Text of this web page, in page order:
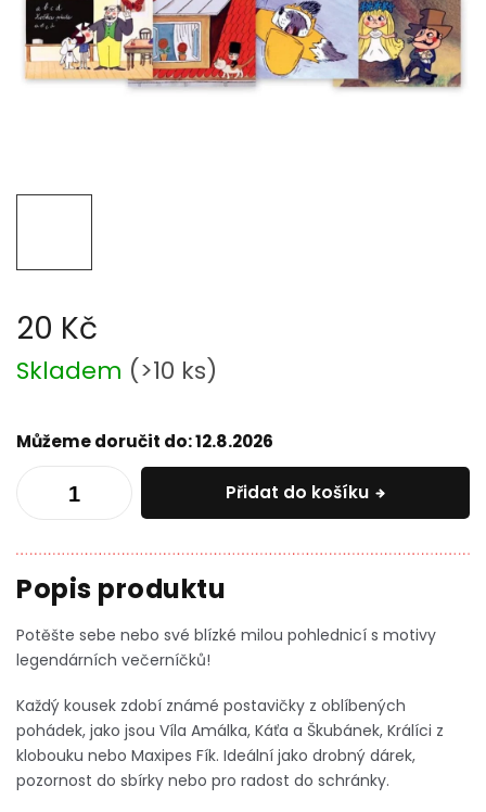
20 Kč
Měrná
cena:
Skladem (>10 ks)
Můžeme doručit do:12.8.2026
Přidat do košíku
Potěšte sebe nebo své blízké milou pohlednicí s motivy
legendárních večerníčků!
Každý kousek zdobí známé postavičky z oblíbených
pohádek, jako jsou Víla Amálka, Káťa a Škubánek, Králíci z
klobouku nebo Maxipes Fík. Ideální jako drobný dárek,
pozornost do sbírky nebo pro radost do schránky.